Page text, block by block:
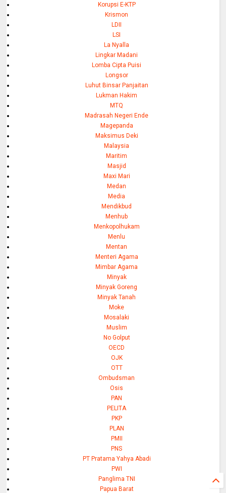
Korupsi E-KTP
Krismon
LDII
LSI
La Nyalla
Lingkar Madani
Lomba Cipta Puisi
Longsor
Luhut Binsar Panjaitan
Lukman Hakim
MTQ
Madrasah Negeri Ende
Magepanda
Maksimus Deki
Malaysia
Maritim
Masjid
Maxi Mari
Medan
Media
Mendikbud
Menhub
Menkopolhukam
Menlu
Mentan
Menteri Agama
Mimbar Agama
Minyak
Minyak Goreng
Minyak Tanah
Moke
Mosalaki
Muslim
No Golput
OECD
OJK
OTT
Ombudsman
Osis
PAN
PELITA
PKP
PLAN
PMII
PNS
PT Pratama Yahya Abadi
PWI
Panglima TNI
Papua Barat